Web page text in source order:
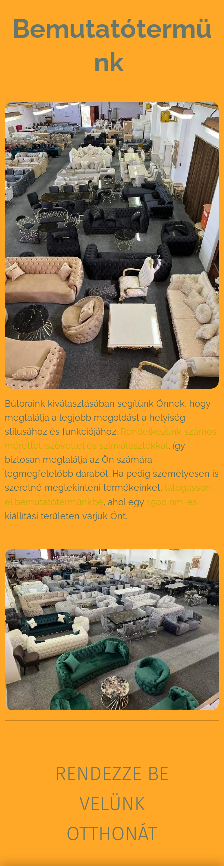
Bemutatótermü
nk
Bútoraink kiválasztásában segítünk Önnek, hogy
megtalálja a legjobb megoldást a helyiség
stílusához és funkciójához. Rendelkezünk számos
mérettel, szövettel és színválasztékkal , így
biztosan megtalálja az Ön számára
legmegfelelőbb darabot. Ha pedig személyesen is
szeretné megtekinteni termékeinket, látogasson
el bemutatótermünkbe, ahol egy 1500 nm-es
kiállítási területen várjuk Önt.
RENDEZZE BE
VELÜNK
OTTHONÁT